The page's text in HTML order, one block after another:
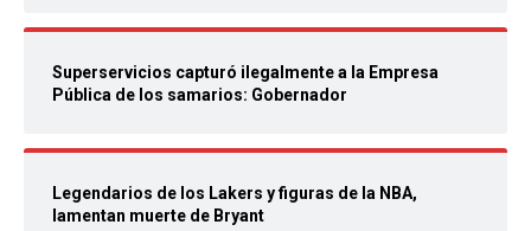
Superservicios capturó ilegalmente a la Empresa
Pública de los samarios: Gobernador
Legendarios de los Lakers y figuras de la NBA,
lamentan muerte de Bryant